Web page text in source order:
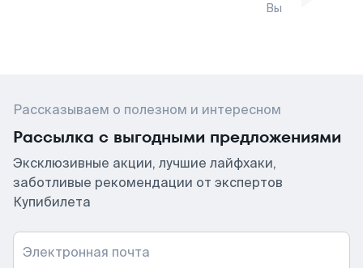
Вы
Рассказываем о полезном и интересном
Рассылка с выгодными предложениями
Эксклюзивные акции, лучшие лайфхаки,
заботливые рекомендации от экспертов
Купибилета
Электронная почта